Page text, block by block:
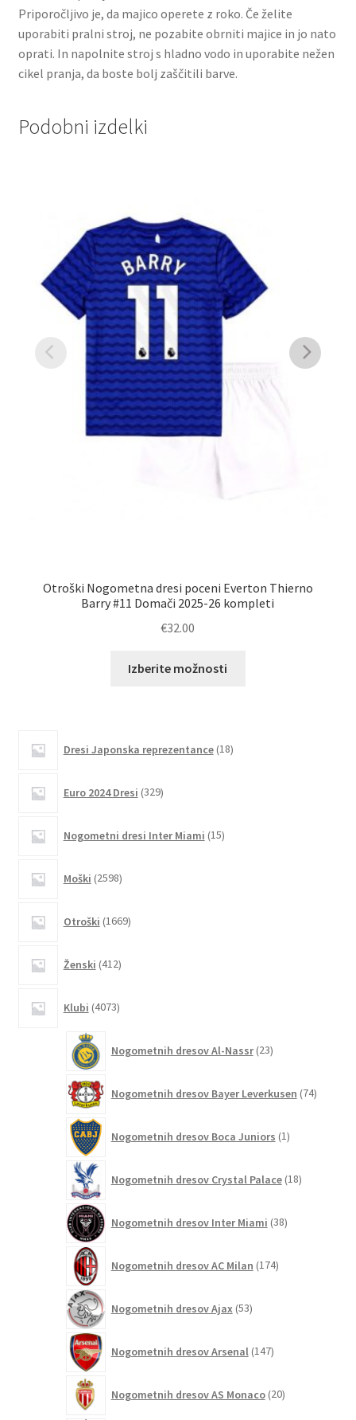
Priporočljivo je, da majico operete z roko. Če želite
uporabiti pralni stroj, ne pozabite obrniti majice in jo nato
oprati. In napolnite stroj s hladno vodo in uporabite nežen
cikel pranja, da boste bolj zaščitili barve.
Podobni izdelki
Otroški Nogometna dresi poceni Everton Thierno
Barry #11 Domači 2025-26 kompleti
€32.00
Izberite možnosti
Dresi Japonska reprezentance 18izdelkov
Euro 2024 Dresi 329izdelkov
Nogometni dresi Inter Miami 15izdelkov
Moški 2598izdelkov
Otroški 1669izdelkov
Ženski 412izdelkov
Klubi 4073izdelkov
Nogometnih dresov Al-Nassr 23izdelkov
Nogometnih dresov Bayer Leverkusen 74izdelkov
Nogometnih dresov Boca Juniors 1izdelek
Nogometnih dresov Crystal Palace 18izdelkov
Nogometnih dresov Inter Miami 38izdelkov
Nogometnih dresov AC Milan 174izdelkov
Nogometnih dresov Ajax 53izdelkov
Nogometnih dresov Arsenal 147izdelkov
Nogometnih dresov AS Monaco 20izdelkov